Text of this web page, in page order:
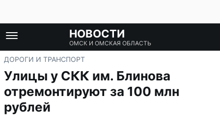
НОВОСТИ
ОМСК И ОМСКАЯ ОБЛАСТЬ
ДОРОГИ И ТРАНСПОРТ
Улицы у СКК им. Блинова
отремонтируют за 100 млн
рублей